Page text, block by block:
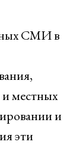
СМИ в
и местных
и
эти